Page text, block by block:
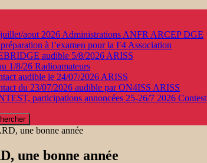
aout 2026 Administrations ANFR ARCEP DGE
à l’examen pour la F4 Association
audible 5/8/2026 ARISS
1/8/26 Radioamateurs
audible le 24/07/2026 ARISS
du 23/07/2026 audible par ON4ISS ARISS
participations annoncées 25-26/7 2026 Contest
une bonne année
une bonne année